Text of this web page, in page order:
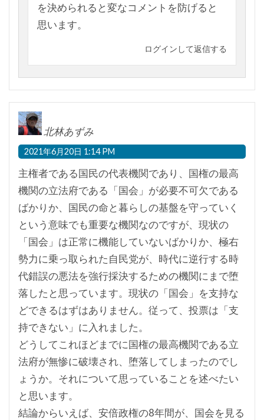
を決められると変なコメントを防げると
思います。
ログインして返信する
北林あずみ
2021年6月20日 1:14 PM
主権者である国民の代表機関であり、国権の最高
機関の立法府である「国会」が必要不可欠である
ばかりか、国民の命と暮らしの基盤を守っていく
という意味でも重要な機関なのですが、現状の
「国会」は正常に機能していないばかりか、極右
勢力に乗っ取られた自民党が、時代に逆行する時
代錯誤の悪法を強行採決するための機関にまで堕
落したと思っています。現状の「国会」を支持な
どできるはずはありません。従って、投票は「支
持できない」に入れました。
どうしてこれほどまでに国権の最高機関である立
法府が無惨に破壊され、堕落してしまったのでし
ょうか。それについて思っていることを述べたい
と思います。
結論からいえば、安倍政権の8年間が、国会を見る